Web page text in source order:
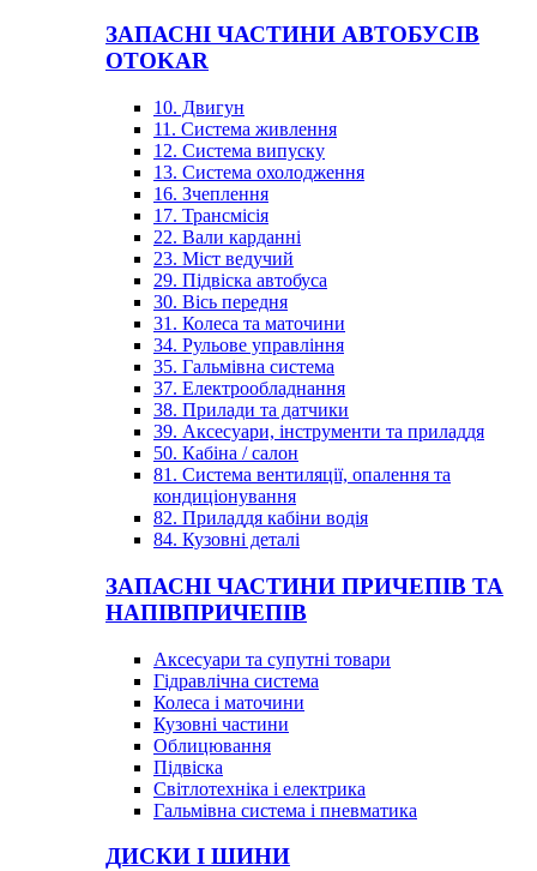
ЗАПАСНІ ЧАСТИНИ АВТОБУСІВ
OTOKAR
10. Двигун
11. Система живлення
12. Система випуску
13. Система охолодження
16. Зчеплення
17. Трансмісія
22. Вали карданні
23. Міст ведучий
29. Підвіска автобуса
30. Вісь передня
31. Колеса та маточини
34. Рульове управління
35. Гальмівна система
37. Електрообладнання
38. Прилади та датчики
39. Аксесуари, інструменти та приладдя
50. Кабіна / салон
81. Система вентиляції, опалення та
кондиціонування
82. Приладдя кабіни водія
84. Кузовні деталі
ЗАПАСНІ ЧАСТИНИ ПРИЧЕПІВ ТА
НАПІВПРИЧЕПІВ
Аксесуари та супутні товари
Гідравлічна система
Колеса і маточини
Кузовні частини
Облицювання
Підвіска
Світлотехніка і електрика
Гальмівна система і пневматика
ДИСКИ І ШИНИ